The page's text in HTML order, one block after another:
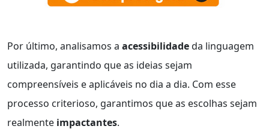
Por último, analisamos a acessibilidadeda linguagem
utilizada, garantindo que as ideias sejam
compreensíveis e aplicáveis no dia a dia. Com esse
processo criterioso, garantimos que as escolhas sejam
realmente impactantes.